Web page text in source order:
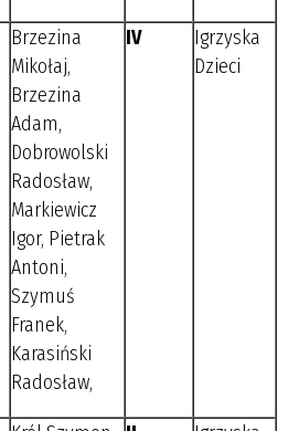
Brzezina
Mikołaj,
Brzezina
Adam,
Dobrowolski
Radosław,
Markiewicz
Igor, Pietrak
Antoni,
Szymuś
Franek,
Karasiński
Radosław,
IV
Igrzyska
Dzieci